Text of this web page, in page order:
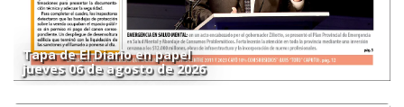
Tapa de El Diario en papel
jueves 06 de agosto de 2026